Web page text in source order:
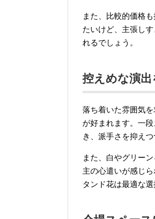
また、比較的価格
たいけど、主張し
れるでしょう。
控えめな演
落ち着いた雰囲気
が好まれます。一
き、派手さを抑え
また、白やグリー
主の心遣いが感じ
タンド花は最適な選